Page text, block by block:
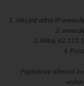
1. Jaki jest adres IP
2.
3. Witaj,
4.
Poglądowy schemat